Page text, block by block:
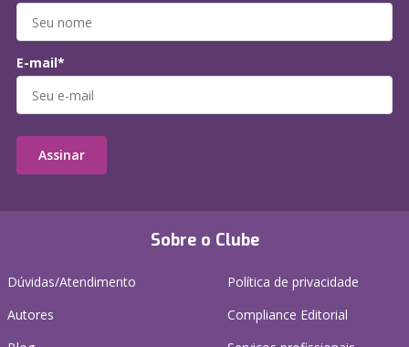
Sobre o Clube
Dúvidas/Atendimento
Autores
Política de privacidade
Compliance Editorial
E-mail*
Assinar